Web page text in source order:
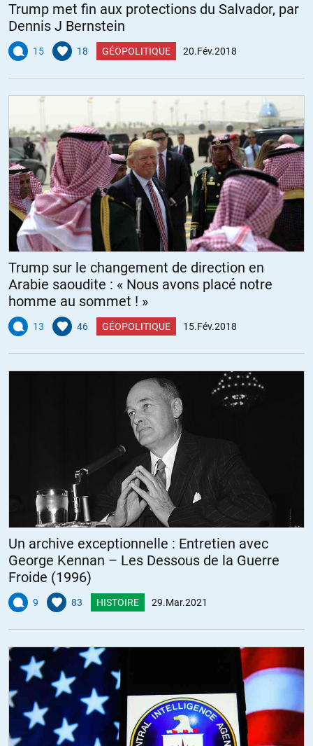
Trump met fin aux protections du Salvador, par
Dennis J Bernstein
15 18 GÉOPOLITIQUE 20.Fév.2018
Trump sur le changement de direction en
Arabie saoudite : « Nous avons placé notre
homme au sommet ! »
13 46 GÉOPOLITIQUE 15.Fév.2018
Un archive exceptionnelle : Entretien avec
George Kennan – Les Dessous de la Guerre
Froide (1996)
9 83 HISTOIRE 29.Mar.2021